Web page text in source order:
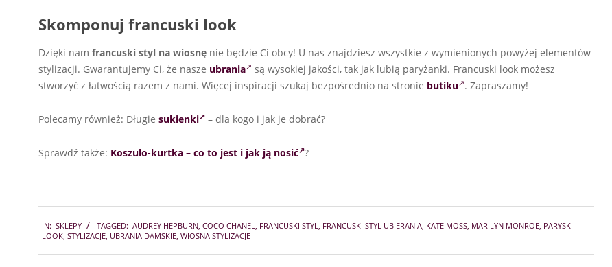
Skomponuj francuski look
Dzięki nam francuski styl na wiosnę nie będzie Ci obcy! U nas znajdziesz wszystkie z wymienionych powyżej elementów
stylizacji. Gwarantujemy Ci, że nasze ubrania
są wysokiej jakości, tak jak lubią paryżanki. Francuski look możesz
stworzyć z łatwością razem z nami. Więcej inspiracji szukaj bezpośrednio na stronie butiku . Zapraszamy!
Polecamy również: Długie sukienki – dla kogo i jak je dobrać?
Sprawdź także: Koszulo-kurtka – co to jest i jak ją nosić ?
03-
IN: SKLEPY TAGGED: AUDREY HEPBURN COCO CHANEL FRANCUSKI STYL FRANCUSKI STYL UBIERANIA KATE MOSS MARILYN MONROE PARYSKI
LOOK STYLIZACJE UBRANIA DAMSKIE WIOSNA STYLIZACJE